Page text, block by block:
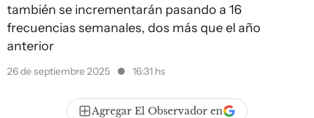
también se incrementarán pasando a 16
frecuencias semanales, dos más que el año
anterior
26 de septiembre 2025 16:31 hs
Agregar El Observador en